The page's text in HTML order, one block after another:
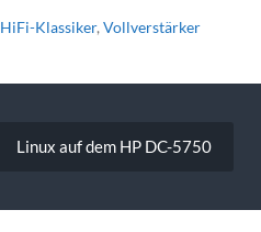
HiFi-Klassiker,Vollverstärker
Linux auf dem HP DC-5750